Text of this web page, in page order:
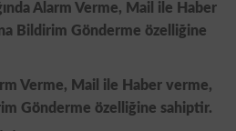
Alarm Verme, Mail ile Haber
Bildirim Gönderme özelliğine
Verme, Mail ile Haber verme,
Gönderme özelliğine sahiptir.